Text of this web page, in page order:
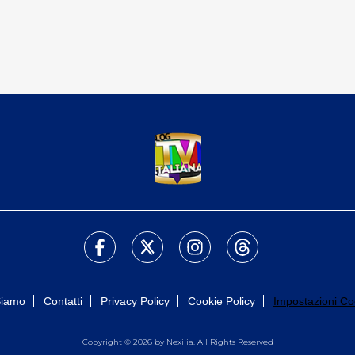
Contatti Privacy Policy Cookie Policy Impostazioni
Copyright © 2026 by Nexilia. All Rights Reserved